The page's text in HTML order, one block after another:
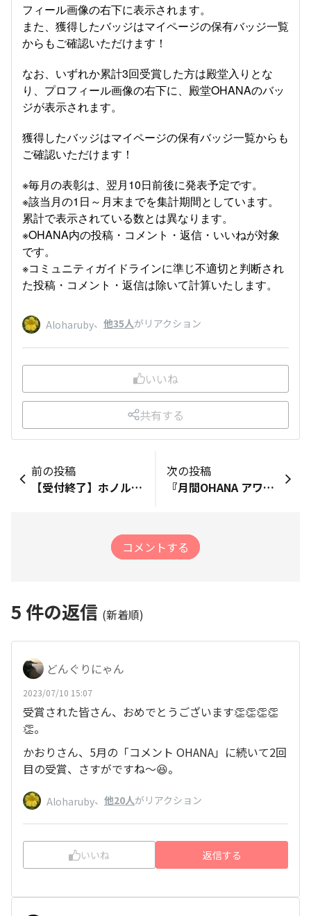
フィール画像の右下に表示されます。
また、獲得したバッジはマイページの保有バッジ一覧
からもご確認いただけます！
なお、いずれか累計3回受賞した方は殿堂入りとな
り、プロフィール画像の右下に、殿堂OHANAのバッ
ジが表示されます。
獲得したバッジはマイページの保有バッジ一覧からも
ご確認いただけます！
※毎月の表彰は、翌月10日前後に発表予定です。
※該当月の1日～月末までを集計期間としています。
累計で表示されている数とは異なります。
※OHANA内の投稿・コメント・返信・いいねが対象
です。
※コミュニティガイドラインに準じ不適切と判断され
た投稿・コメント・返信は除いて計算いたします。
Aloharuby、 他35人がリアクション
いいね
共有する
前の投稿
【受付終了】ホノルルマラソンオフィシャルショップに関するアンケート
次の投稿
『月間OHANA アワード』2023年7月の受賞者の発表！
コメントする
5 件の返信 (新着順)
どんぐりにゃん
2023/07/10 15:07
受賞された皆さん、おめでとうございます👏👏👏👏
👏。
かおりさん、5月の「コメント OHANA」に続いて2回
目の受賞、さすがですね～😆。
Aloharuby、 他20人がリアクション
いいね 返信する